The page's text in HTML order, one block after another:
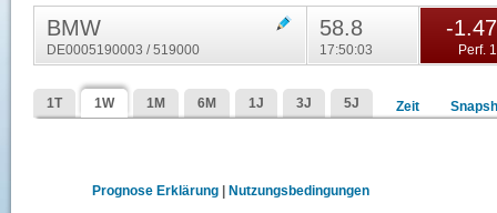
BMW
DE0005190003 / 519000
58.8
17:50:03
-
Perf.
1T 1W 1M 6M 1J 3J 5J Zeit
Prognose Erklärung Nutzungsbedingungen